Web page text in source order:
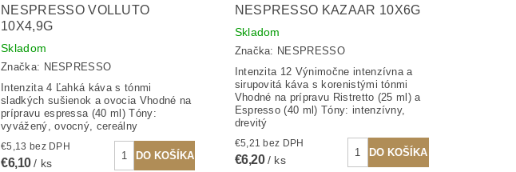
NESPRESSO VOLLUTO
10X4,9G
Skladom
Značka: NESPRESSO
Intenzita 4 Ľahká káva s tónmi
sladkých sušienok a ovocia Vhodné na
prípravu espressa (40 ml) Tóny:
vyvážený, ovocný, cereálny
€5,13 bez DPH
€6,10/ ks
NESPRESSO KAZAAR 10X6G
Skladom
Značka: NESPRESSO
Intenzita 12 Výnimočne intenzívna a
sirupovitá káva s korenistými tónmi
Vhodné na prípravu Ristretto (25 ml) a
Espresso (40 ml) Tóny: intenzívny,
drevitý
€5,21 bez DPH
€6,20/ ks